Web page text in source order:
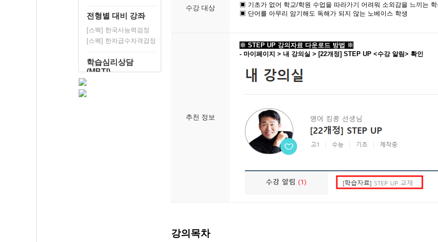
전형별 대비 강좌
[스펙] 한국사능력검정
[스펙] 한자급수자격검정
학습심리상담
(MBTI)
수강 대상
▣ 기초가 없어 학교/학원 수업을 따라가기 어려워 소외감을 느끼는 학
▣ 단어를 아무리 암기해도 독해가 되지 않는 노베이스 학생
추천 정보
※ STEP UP 강의자료 다운로드 방법 ※
- 마이페이지 > 내 강의실 > [22개정] STEP UP <수강 알림> 확인
강의목차